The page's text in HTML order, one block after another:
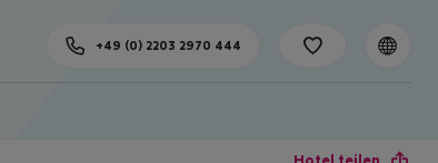
+49 (0) 2203 2970 444
Hotel teilen